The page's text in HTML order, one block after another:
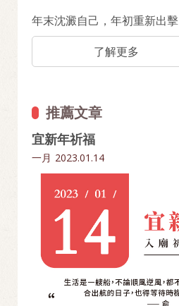
年末沈澱自己，年初重新出擊
了解更多
推薦文章
宜新年祈福
一月 2023.01.14